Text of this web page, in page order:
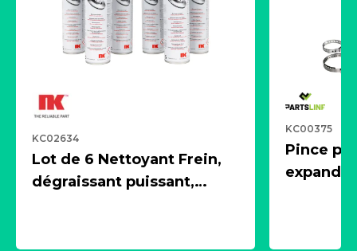
KC02634
Lot de 6 Nettoyant Frein,
dégraissant puissant,
KC00375
Pince